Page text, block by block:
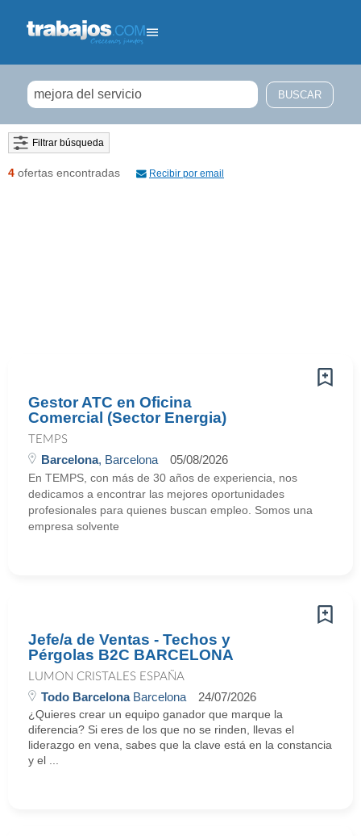
Filtrar búsqueda
4 ofertas encontradas Recibir por email
Gestor ATC en Oficina
Comercial (Sector Energia)
TEMPS
Barcelona, Barcelona 05/08/2026
En TEMPS, con más de 30 años de experiencia, nos
dedicamos a encontrar las mejores oportunidades
profesionales para quienes buscan empleo. Somos una
empresa solvente
Jefe/a de Ventas - Techos y
Pérgolas B2C BARCELONA
LUMON CRISTALES ESPAÑA
Todo BarcelonaBarcelona 24/07/2026
¿Quieres crear un equipo ganador que marque la
diferencia? Si eres de los que no se rinden, llevas el
liderazgo en vena, sabes que la clave está en la constancia
y el ...